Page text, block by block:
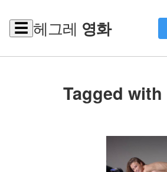
☰ 헤그레 영화
Tagged